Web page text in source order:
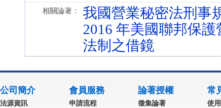
相關論著：
我國營業秘密法刑事
2016 年美國聯邦保
法制之借鏡
公司簡介
法源資訊
會員服務
申請流程
論著授權
徵集論著
常
使